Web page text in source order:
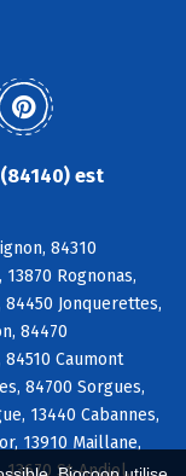
est
84310
Rognonas,
Jonquerettes,
84470
Caumont
84700 Sorgues,
13440 Cabannes,
13910 Maillane,
St-Andiol,